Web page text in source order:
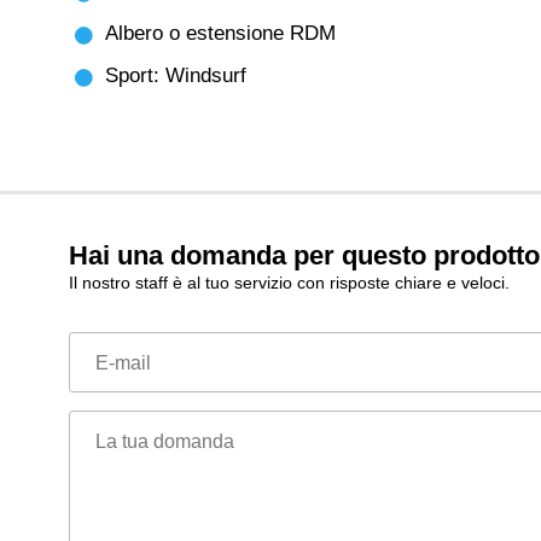
Albero o estensione RDM
Sport: Windsurf
Hai una domanda per questo
Il nostro staff è al tuo servizio con risposte chiare e veloci.
E-mail
La tua domanda